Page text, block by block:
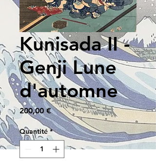
Kunisada II -
Genji Lune
d'automne
200,00 €Prix
Quantité *